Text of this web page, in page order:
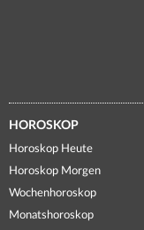
HOROSKOP
Horoskop Heute
Horoskop Morgen
Wochenhoroskop
Monatshoroskop